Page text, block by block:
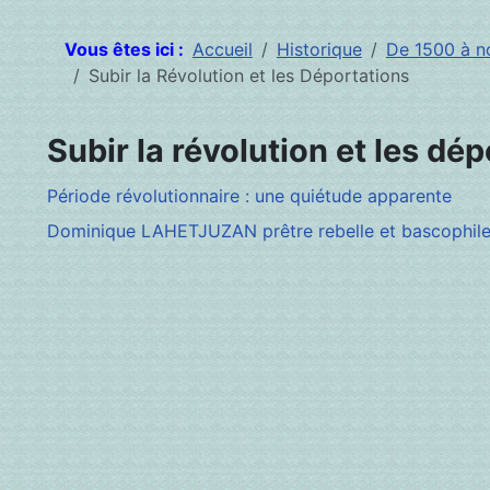
Vous êtes ici : Accueil Historique De 1500 à
Subir la Révolution et les Déportations
Subir la révolution et les
Période révolutionnaire : une quiétude apparente
Dominique LAHETJUZAN prêtre rebelle et